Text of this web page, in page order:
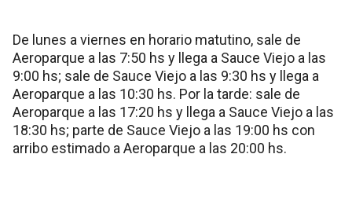
De lunes a viernes en horario matutino, sale de
Aeroparque a las 7:50 hs y llega a Sauce Viejo a las
9:00 hs; sale de Sauce Viejo a las 9:30 hs y llega a
Aeroparque a las 10:30 hs. Por la tarde: sale de
Aeroparque a las 17:20 hs y llega a Sauce Viejo a las
18:30 hs; parte de Sauce Viejo a las 19:00 hs con
arribo estimado a Aeroparque a las 20:00 hs.